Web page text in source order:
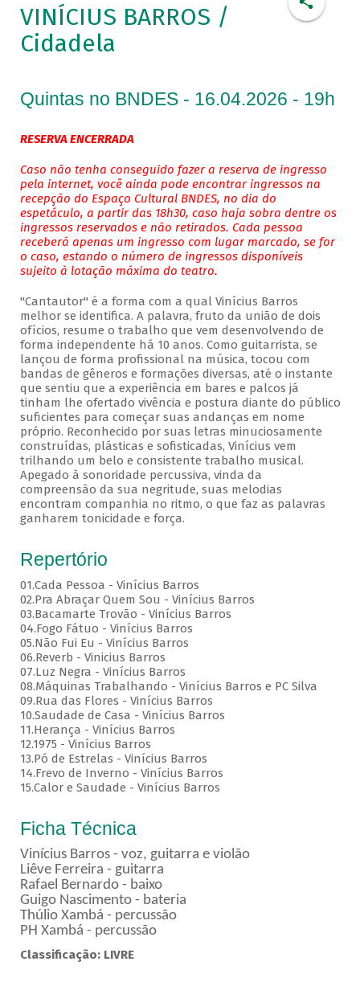
VINÍCIUS BARROS /
Cidadela
Quintas no BNDES - 16.04.2026 - 19h
RESERVA ENCERRADA
Caso não tenha conseguido fazer a reserva de ingresso
pela internet, você ainda pode encontrar ingressos na
recepção do Espaço Cultural BNDES, no dia do
espetáculo, a partir das 18h30, caso haja sobra dentre os
ingressos reservados e não retirados. Cada pessoa
receberá apenas um ingresso com lugar marcado, se for
o caso, estando o número de ingressos disponíveis
sujeito à lotação máxima do teatro.
"Cantautor" é a forma com a qual Vinícius Barros
melhor se identifica. A palavra, fruto da união de dois
ofícios, resume o trabalho que vem desenvolvendo de
forma independente há 10 anos. Como guitarrista, se
lançou de forma profissional na música, tocou com
bandas de gêneros e formações diversas, até o instante
que sentiu que a experiência em bares e palcos já
tinham lhe ofertado vivência e postura diante do público
suficientes para começar suas andanças em nome
próprio. Reconhecido por suas letras minuciosamente
construídas, plásticas e sofisticadas, Vinícius vem
trilhando um belo e consistente trabalho musical.
Apegado à sonoridade percussiva, vinda da
compreensão da sua negritude, suas melodias
encontram companhia no ritmo, o que faz as palavras
ganharem tonicidade e força.
Repertório
01.Cada Pessoa - Vinícius Barros
02.Pra Abraçar Quem Sou - Vinícius Barros
03.Bacamarte Trovão - Vinícius Barros
04.Fogo Fátuo - Vinícius Barros
05.Não Fui Eu - Vinícius Barros
06.Reverb - Vinicius Barros
07.Luz Negra - Vinícius Barros
08.Máquinas Trabalhando - Vinícius Barros e PC Silva
09.Rua das Flores - Vinícius Barros
10.Saudade de Casa - Vinícius Barros
11.Herança - Vinícius Barros
12.1975 - Vinícius Barros
13.Pó de Estrelas - Vinícius Barros
14.Frevo de Inverno - Vinícius Barros
15.Calor e Saudade - Vinícius Barros
Ficha Técnica
Vinícius Barros - voz, guitarra e violão
Liêve Ferreira - guitarra
Rafael Bernardo - baixo
Guigo Nascimento - bateria
Thúlio Xambá - percussão
PH Xambá - percussão
Classificação: LIVRE